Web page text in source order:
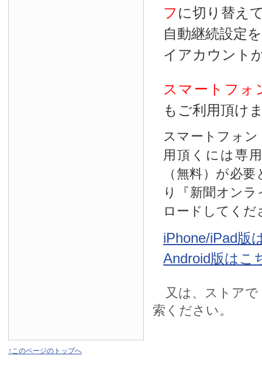
フ に切り替え
自動継続設定
イアカウント
スマートフォ
もご利用頂け
スマートフォ
用頂くには専
（無料）が必
り『新聞オン
ロードしてくだ
iPhone/iPad版
Android版はこ
又は、ストアで
索ください。
↑このページのトップへ